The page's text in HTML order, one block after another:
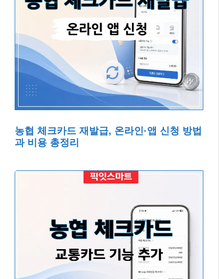
농협 체크카드 재발급, 온라인·앱 신청 방법
과 비용 총정리